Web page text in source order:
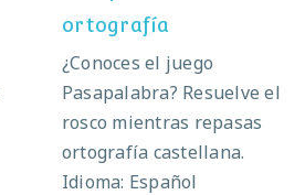
ortografía
¿Conoces el juego
Pasapalabra? Resuelve el
rosco mientras repasas
ortografía castellana.
Idioma: Español